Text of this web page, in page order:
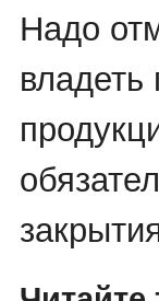
Надо